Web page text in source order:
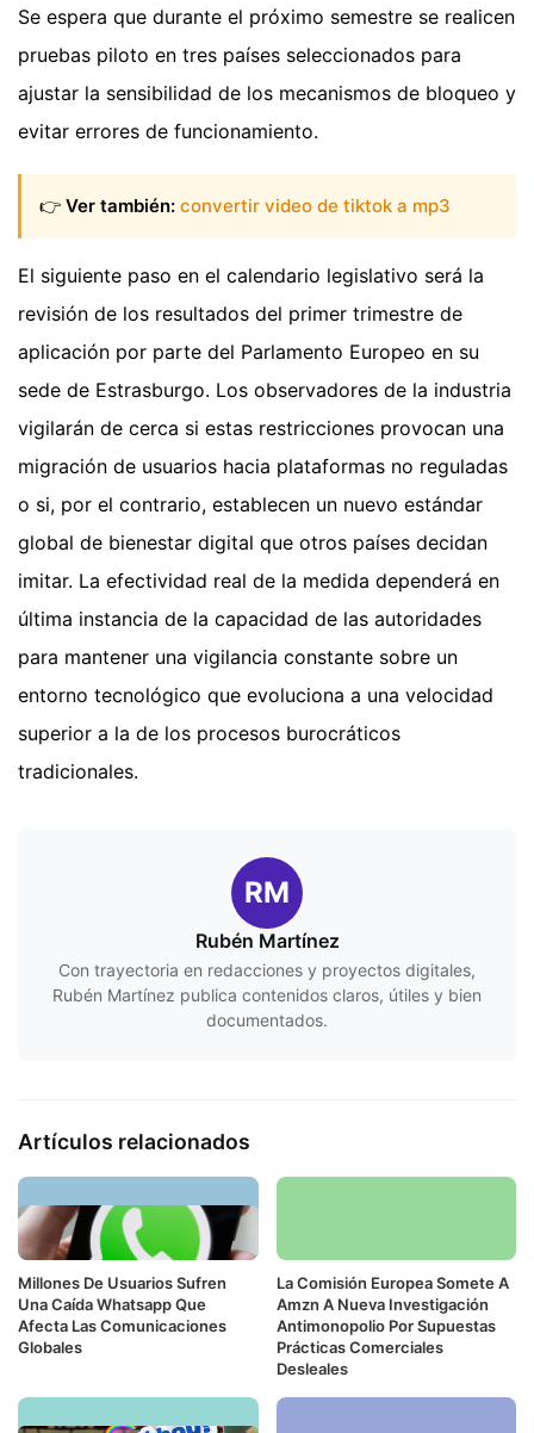
Se espera que durante el próximo semestre se realicen
pruebas piloto en tres países seleccionados para
ajustar la sensibilidad de los mecanismos de bloqueo y
evitar errores de funcionamiento.
👉 Ver también: convertir video de tiktok a mp3
El siguiente paso en el calendario legislativo será la
revisión de los resultados del primer trimestre de
aplicación por parte del Parlamento Europeo en su
sede de Estrasburgo. Los observadores de la industria
vigilarán de cerca si estas restricciones provocan una
migración de usuarios hacia plataformas no reguladas
o si, por el contrario, establecen un nuevo estándar
global de bienestar digital que otros países decidan
imitar. La efectividad real de la medida dependerá en
última instancia de la capacidad de las autoridades
para mantener una vigilancia constante sobre un
entorno tecnológico que evoluciona a una velocidad
superior a la de los procesos burocráticos
tradicionales.
RM
Rubén Martínez
Con trayectoria en redacciones y proyectos digitales,
Rubén Martínez publica contenidos claros, útiles y bien
documentados.
Artículos relacionados
Millones De Usuarios Sufren
Una Caída Whatsapp Que
Afecta Las Comunicaciones
Globales
La Comisión Europea Somete A
Amzn A Nueva Investigación
Antimonopolio Por Supuestas
Prácticas Comerciales
Desleales